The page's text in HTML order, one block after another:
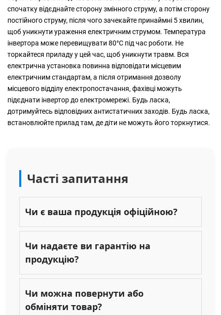
спочатку відєднайте сторону змінного струму, а потім сторону
постійного струму, після чого зачекайте принаймні 5 хвилин,
щоб уникнути ураження електричним струмом. Температура
інвертора може перевищувати 80°C під час роботи. Не
торкайтеся приладу у цей час, щоб уникнути травм. Вся
електрична установка повинна відповідати місцевим
електричним стандартам, а після отримання дозволу
місцевого відділу електропостачання, фахівці можуть
підєднати інвертор до електромережі. Будь ласка,
дотримуйтесь відповідних антистатичних заходів. Будь ласка,
встановлюйте прилад там, де діти не можуть його торкнутися.
Часті запитання
Чи є ваша продукція офіційною?
Чи надаєте ви гарантію на
продукцію?
Чи можна повернути або
обміняти товар?